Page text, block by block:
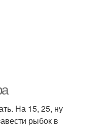
На 15, 25, ну
рыбок в